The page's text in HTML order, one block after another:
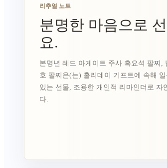
리추얼 노트
분명한 마음으로
요.
본명년 레드 아게이트 주사 흑요석 팔찌,
호 팔찌은(는) 홀리데이 기프트에 속해
있는 선물, 조용한 개인적 리마인더로 자
다.